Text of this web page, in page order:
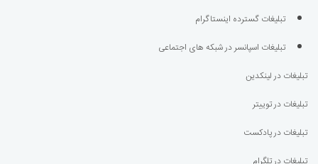
تبلیغات گسترده اینستاگرام
تبلیغات اسپانسر در شبکه های اجتماعی
تبلیغات در لینکدین
تبلیغات در توییتر
تبلیغات در پادکست